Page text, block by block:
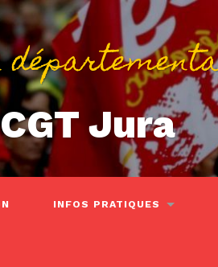
CGT Jura
INFOS PRATIQUES